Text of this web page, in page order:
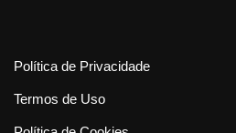
Política de Privacidade
Termos de Uso